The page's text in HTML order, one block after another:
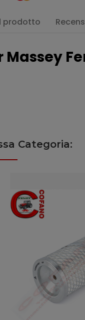
prodotto
Categoria: